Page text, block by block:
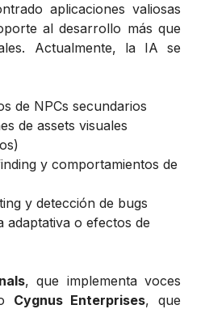
aplicaciones valiosas
al desarrollo más que
Actualmente, la IA se
de NPCs secundarios
de assets visuales
y comportamientos de
y detección de bugs
adaptativa o efectos de
, que implementa voces
Cygnus Enterprises, que